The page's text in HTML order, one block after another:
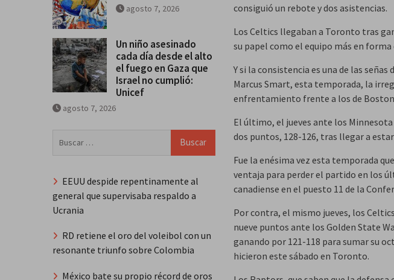
consiguió un rebote y dos asistencias.
Los Celtics llegaban a Toronto tras
su papel como el equipo más en
Y si la consistencia es una de las
Marcus Smart, esta temporada, la
enfrentamiento frente a los de
El último, el jueves ante los
dos puntos, 128-126, tras llegar a
Fue la enésima vez esta temporada
ventaja para perder el partido en los
canadiense en el puesto 11 de la
Por contra, el mismo jueves, los
nueve puntos ante los Golden State
ganando por 121-118 para sumar su
hicieron este sábado en Toronto.
agosto 7, 2026
Un niño asesinado
cada día desde el alto
el fuego en Gaza que
Israel no cumplió:
Unicef
agosto 7, 2026
EEUU despide repentinamente al
general que supervisaba respaldo a
Ucrania
RD retiene el oro del voleibol con un
resonante triunfo sobre Colombia
México bate su propio récord de oros